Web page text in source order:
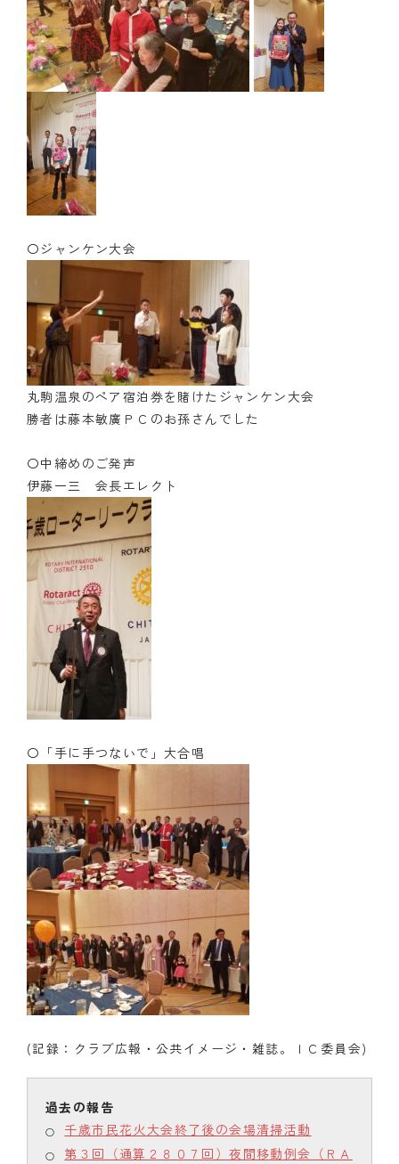
〇ジャンケン大会
丸駒温泉のペア宿泊券を賭けたジャンケン大会
勝者は藤本敏廣ＰＣのお孫さんでした
〇中締めのご発声
伊藤一三 会長エレクト
〇「手に手つないで」大合唱
(記録：クラブ広報・公共イメージ・雑誌。ＩＣ委員会)
千歳市民花火大会終了後の会場清掃活動
第３回（通算２８０７回）夜間移動例会（ＲＡ